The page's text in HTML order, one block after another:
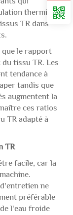
thermique
TR dans
que le rapport
tissu TR. Les
tendance à
tandis que
augmentent la
ces ratios
TR adapté à
TR
facile, car la
ne
préférable
l'eau froide